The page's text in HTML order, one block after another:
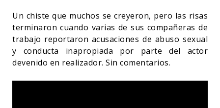
Un chiste que muchos se creyeron, pero las risas
terminaron cuando varias de sus compañeras de
trabajo reportaron acusaciones de abuso sexual
y conducta inapropiada por parte del actor
devenido en realizador. Sin comentarios.